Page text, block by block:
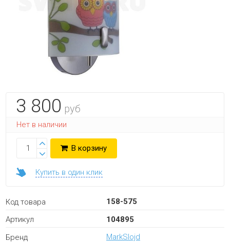
Мебель
3 800 руб
Нет в наличии
В корзину
Купить в один клик
Код товара
158-575
Артикул
104895
Бренд
MarkSlojd